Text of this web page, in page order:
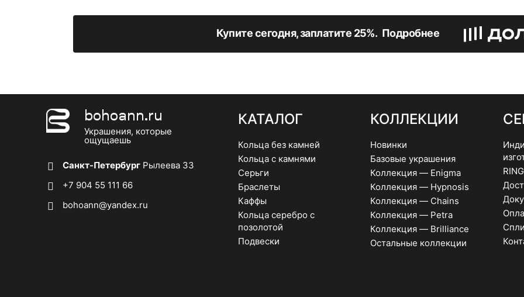
можно
выбрать
странице
можно
выбрать
странице
Купите сегодня, заплатите 25%. Подробнее
bohoann.ru
Украшения, которые
ощущаешь
Санкт-Петербург Рылеева 33
+7 904 55 111 66
bohoann@yandex.ru
КАТАЛОГ
Кольца без камней
Кольца с камнями
Серьги
Браслеты
Каффы
Кольца серебро с
позолотой
Подвески
КОЛЛЕКЦИИ
Новинки
Базовые украшения
Коллекция — Enigma
Коллекция — Hypnosis
Коллекция — Chains
Коллекция — Petra
Коллекция — Brilliance
Остальные коллекции